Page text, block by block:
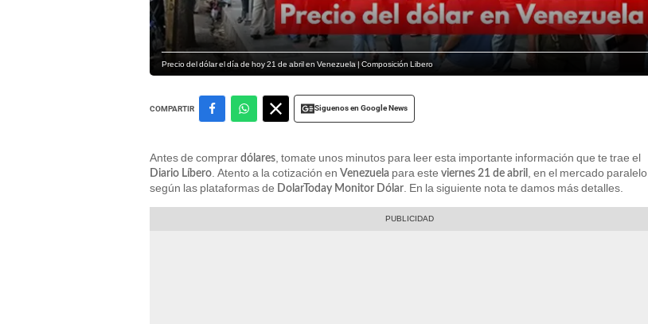
Precio del dólar el día de hoy 21 de abril en Venezuela | Composición Libero
COMPARTIR Siguenos en Google News
Antes de comprar dólares , tomate unos minutos para leer esta importante información que te trae el
Diario Líbero . Atento a la cotización en Venezuela para este viernes 21 de abril
, en el mercado paralelo,
según las plataformas de DolarToday Monitor Dólar . En la siguiente nota te damos más detalles.